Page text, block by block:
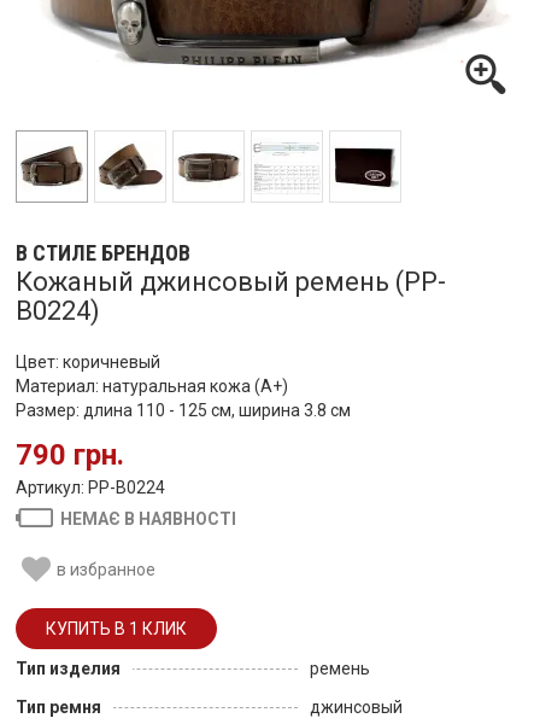
В СТИЛЕ БРЕНДОВ
Кожаный джинсовый ремень (PP-
B0224)
Цвет: коричневый
Материал: натуральная кожа (А+)
Размер: длина 110 - 125 см, ширина 3.8 см
790 грн.
Артикул: PP-B0224
НЕМАЄ В НАЯВНОСТІ
в избранное
Тип изделия
ремень
Тип ремня
джинсовый